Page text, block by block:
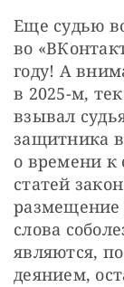
Еще судью
во
году! А
в 2025-м,
взывал
защитника
о времени
статей
размещение
слова
являются,
деянием,